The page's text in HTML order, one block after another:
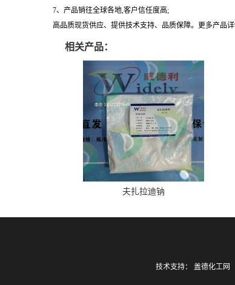
7、产品销往全球各地,客户信任度高;
高品质现货供应、提供技术支持、品质保障。更多产品
相关产品：
夫扎拉迪钠
技术支持： 盖德化工网